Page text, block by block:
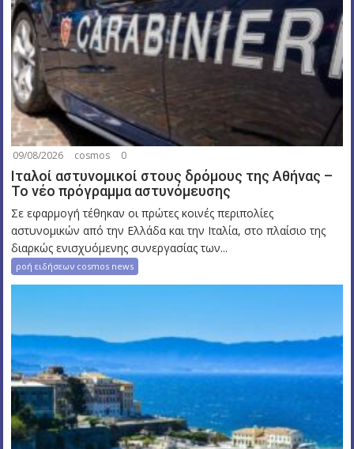
09/08/2026 cosmos 0
Ιταλοί αστυνομικοί στους δρόμους της Αθήνας –
Το νέο πρόγραμμα αστυνόμευσης
Σε εφαρμογή τέθηκαν οι πρώτες κοινές περιπολίες
αστυνομικών από την Ελλάδα και την Ιταλία, στο πλαίσιο της
διαρκώς ενισχυόμενης συνεργασίας των...
ροή ειδήσεων cosmos news